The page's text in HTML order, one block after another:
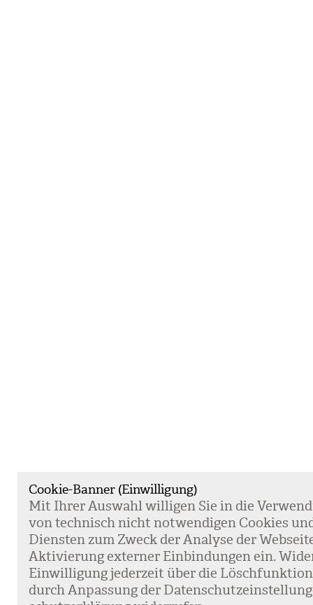
Cookie-Banner (Einwilligung)
Mit Ihrer Aus­wahl wil­li­gen Sie in die
von tech­nisch nicht not­wen­di­gen Coo­kies
Diens­ten zum Zweck der Ana­lyse der
Akti­vie­rung exter­ner Ein­bin­dun­gen ein.
Ein­wil­li­gung jeder­zeit über die
durch Anpas­sung der